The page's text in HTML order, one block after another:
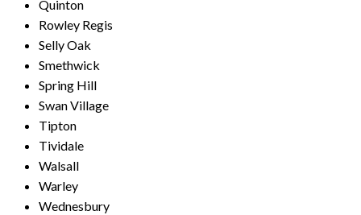
Quinton
Rowley Regis
Selly Oak
Smethwick
Spring Hill
Swan Village
Tipton
Tividale
Walsall
Warley
Wednesbury